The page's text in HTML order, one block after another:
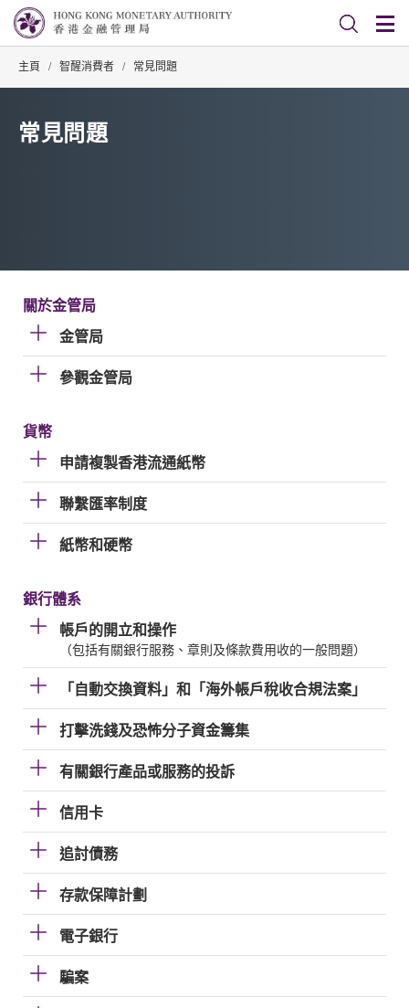
主頁 / 智醒消費者 / 常見問題
常見問題
關於金管局
金管局
參觀金管局
貨幣
申請複製香港流通紙幣
聯繫匯率制度
紙幣和硬幣
銀行體系
帳戶的開立和操作
（包括有關銀行服務、章則及條款費用收的一般問題）
「自動交換資料」和「海外帳戶稅收合規法案」
打擊洗錢及恐怖分子資金籌集
有關銀行產品或服務的投訴
信用卡
追討債務
存款保障計劃
電子銀行
騙案